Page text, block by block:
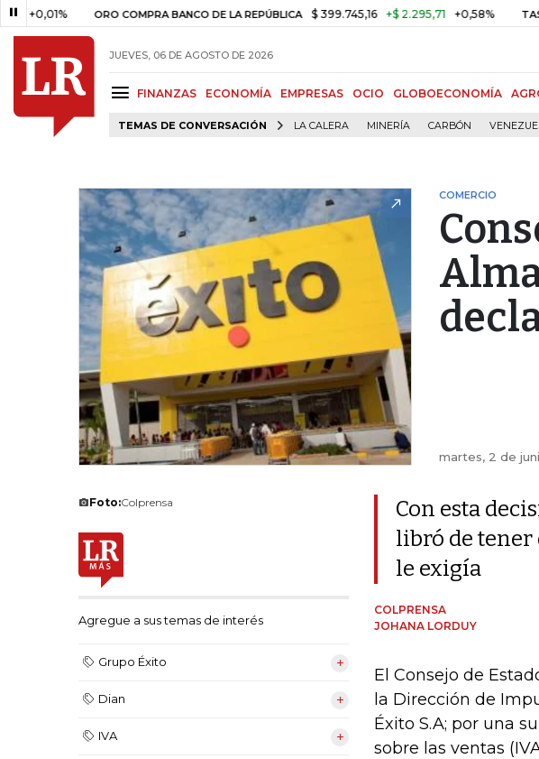
ORO COMPRA BANCO DE LA REPÚBLICA $ 399.745,16 +$ 2.295,71 +0,58% TASA DE
JUEVES, 06 DE AGOSTO DE 2026
FINANZAS ECONOMÍA EMPRESAS OCIO GLOBOECONOMÍA
TEMAS DE CONVERSACIÓN LA CALERA MINERÍA CARBÓN
COMERCIO
martes, 2 de
Foto:Colprensa
Agregue a sus temas de interés
Grupo Éxito
Dian
IVA
Con esta
libró de
le exigía
COLPRENSA
JOHANA LORDUY
El Consejo de
la Dirección de
Éxito S.A; por una
sobre las ventas